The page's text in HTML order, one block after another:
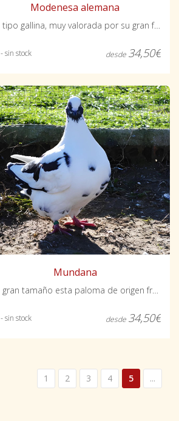
Modenesa alemana
De tipo gallina, muy valorada por su gran fertilidad.
- sin stock desde 34,50€
Mundana
De gran tamaño esta paloma de origen francés es muy popular hoy en día.
- sin stock desde 34,50€
1 2 3 4 5 ...